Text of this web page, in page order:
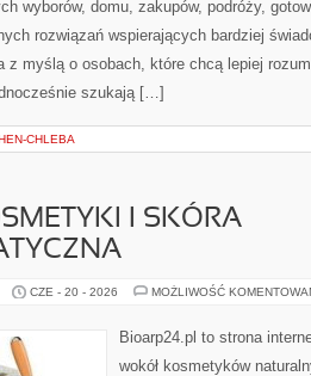
wyborów, domu, zakupów, podróży,
rozwiązań wspierających bardziej
z myślą o osobach, które chcą lepiej
szukają […]
CHLEBA
I SKÓRA
CZE - 20 - 2026 MOŻLIWOŚĆ
Bioarp24.pl to strona
wokół kosmetyków